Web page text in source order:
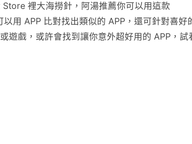
裡大海撈針，阿湯推薦你可以用這款
以用 APP 比對找出類似的 APP，還可針對喜好
遊戲，或許會找到讓你意外超好用的 APP，試